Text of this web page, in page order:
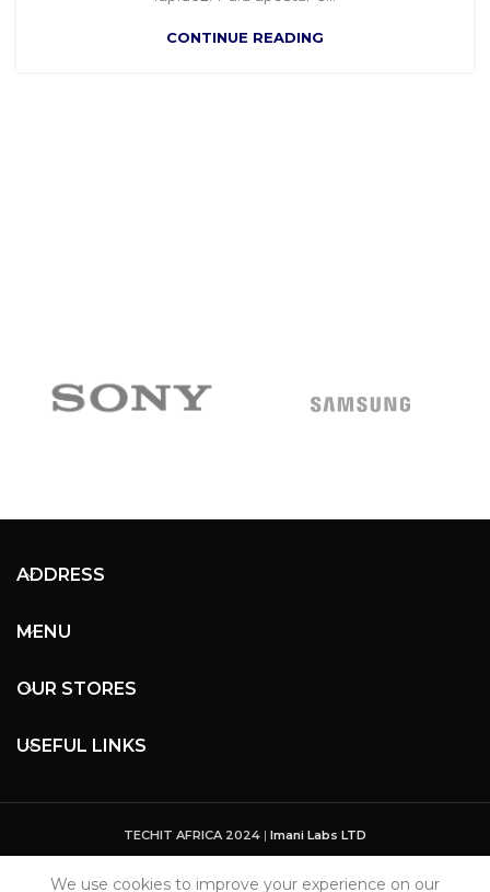
CONTINUE READING
ADDRESS
MENU
OUR STORES
USEFUL LINKS
TECHIT AFRICA 2024 | Imani Labs LTD
We use cookies to improve your experience on our